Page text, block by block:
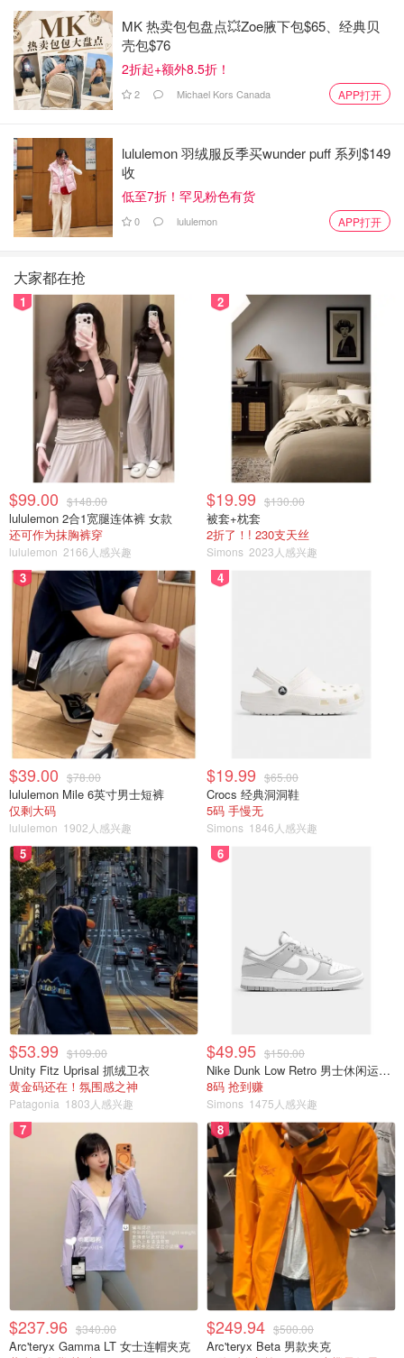
MK 热卖包包盘点💥Zoe腋下包$65、经典贝
壳包$76
2折起+额外8.5折！
2 Michael Kors Canada APP打开
lululemon 羽绒服反季买wunder puff 系列$149
收
低至7折！罕见粉色有货
0 lululemon APP打开
大家都在抢
1
$99.00 $148.00
lululemon 2合1宽腿连体裤 女款
还可作为抹胸裤穿
lululemon 2166人感兴趣
2
$19.99 $130.00
被套+枕套
2折了！! 230支天丝
Simons 2023人感兴趣
3
$39.00 $78.00
lululemon Mile 6英寸男士短裤
仅剩大码
lululemon 1902人感兴趣
4
$19.99 $65.00
Crocs 经典洞洞鞋
5码 手慢无
Simons 1846人感兴趣
5
$53.99 $109.00
Unity Fitz Uprisal 抓绒卫衣
黄金码还在！氛围感之神
Patagonia 1803人感兴趣
6
$49.95 $150.00
Nike Dunk Low Retro 男士休闲运动鞋
8码 抢到赚
Simons 1475人感兴趣
7
$237.96 $340.00
Arc'teryx Gamma LT 女士连帽夹克
8
$249.94 $500.00
Arc'teryx Beta 男款夹克